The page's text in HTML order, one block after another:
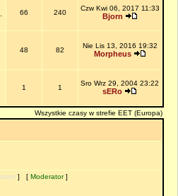
66 240
Czw Kwi 06, 2017 11:33
Bjorn
48 82
Nie Lis 13, 2016 19:32
Morpheus
1 1
Sro Wrz 29, 2004 23:22
sERo
Wszystkie czasy w strefie EET (Europa)
] [ Moderator]